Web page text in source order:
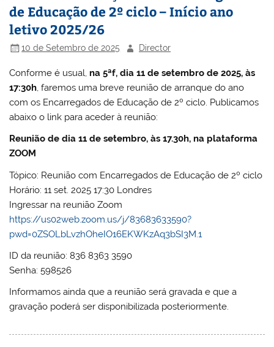
de Educação de 2º ciclo – Início ano
letivo 2025/26
10 de Setembro de 2025 Director
Conforme é usual, na 5ªf, dia 11 de setembro de 2025, às
17:30h, faremos uma breve reunião de arranque do ano
com os Encarregados de Educação de 2º ciclo. Publicamos
abaixo o link para aceder à reunião:
Reunião de dia 11 de setembro, às 17.30h, na plataforma
ZOOM
Tópico: Reunião com Encarregados de Educação de 2º ciclo
Horário: 11 set. 2025 17:30 Londres
Ingressar na reunião Zoom
https://us02web.zoom.us/j/83683633590?
pwd=0ZSOLbLvzhOheIO16EKWKzAq3bSI3M.1
ID da reunião: 836 8363 3590
Senha: 598526
Informamos ainda que a reunião será gravada e que a
gravação poderá ser disponibilizada posteriormente.